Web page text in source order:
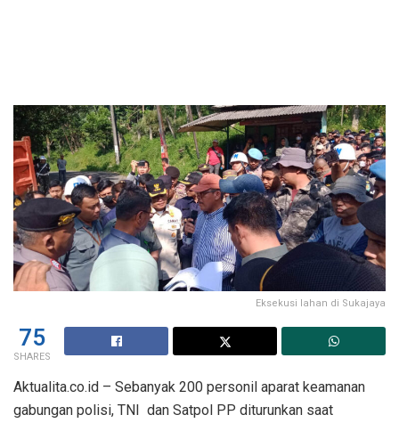
Eksekusi lahan di Sukajaya
75
SHARES
Aktualita.co.id – Sebanyak 200 personil aparat keamanan
gabungan polisi, TNI dan Satpol PP diturunkan saat